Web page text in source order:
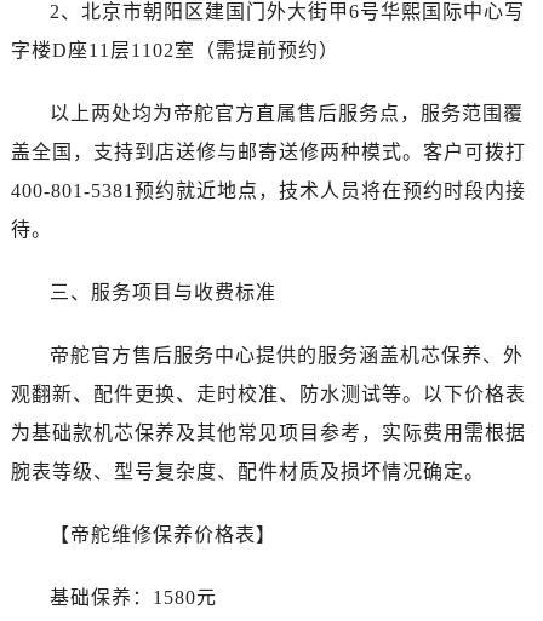
2、北京市朝阳区建国门外大街甲6号华熙国际中心写
字楼D座11层1102室（需提前预约）
以上两处均为帝舵官方直属售后服务点，服务范围覆
盖全国，支持到店送修与邮寄送修两种模式。客户可拨打
400-801-5381预约就近地点，技术人员将在预约时段内接
待。
三、服务项目与收费标准
帝舵官方售后服务中心提供的服务涵盖机芯保养、外
观翻新、配件更换、走时校准、防水测试等。以下价格表
为基础款机芯保养及其他常见项目参考，实际费用需根据
腕表等级、型号复杂度、配件材质及损坏情况确定。
【帝舵维修保养价格表】
基础保养：1580元